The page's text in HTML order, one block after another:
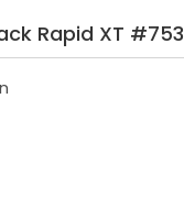
Rapid XT #753